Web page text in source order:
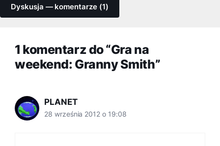
Dyskusja — komentarze (1)
1 komentarz do “Gra na
weekend: Granny Smith”
PLANET
28 września 2012 o 19:08